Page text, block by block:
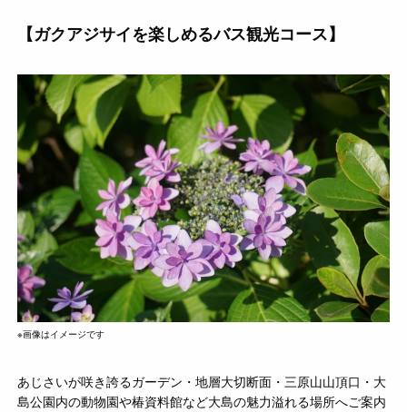
【ガクアジサイを楽しめるバス観光コース】
※画像はイメージです
あじさいが咲き誇るガーデン・地層大切断面・三原山山頂口・大
島公園内の動物園や椿資料館など大島の魅力溢れる場所へご案内